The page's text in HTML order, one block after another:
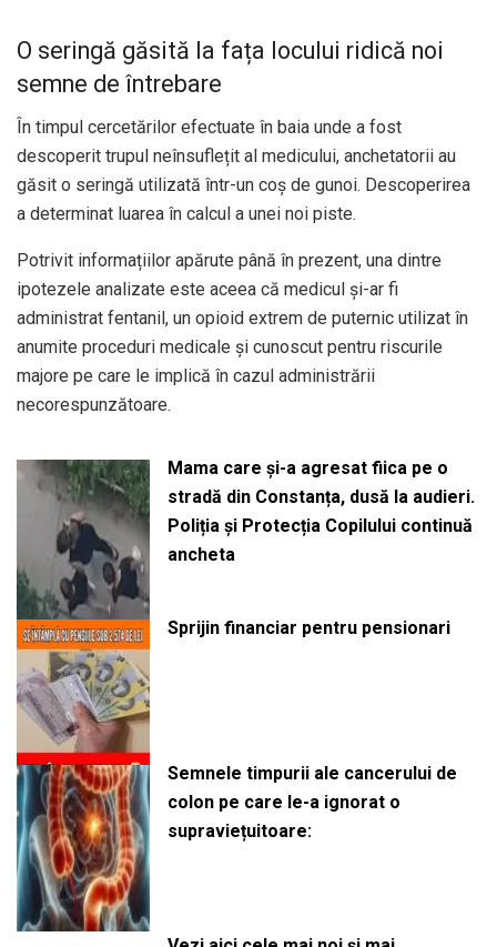
O seringă găsită la fața locului ridică noi
semne de întrebare
În timpul cercetărilor efectuate în baia unde a fost
descoperit trupul neînsuflețit al medicului, anchetatorii au
găsit o seringă utilizată într-un coș de gunoi. Descoperirea
a determinat luarea în calcul a unei noi piste.
Potrivit informațiilor apărute până în prezent, una dintre
ipotezele analizate este aceea că medicul și-ar fi
administrat fentanil, un opioid extrem de puternic utilizat în
anumite proceduri medicale și cunoscut pentru riscurile
majore pe care le implică în cazul administrării
necorespunzătoare.
Mama care și-a agresat fiica pe o
stradă din Constanța, dusă la audieri.
Poliția și Protecția Copilului continuă
ancheta
Sprijin financiar pentru pensionari
Semnele timpurii ale cancerului de
colon pe care le-a ignorat o
supraviețuitoare: